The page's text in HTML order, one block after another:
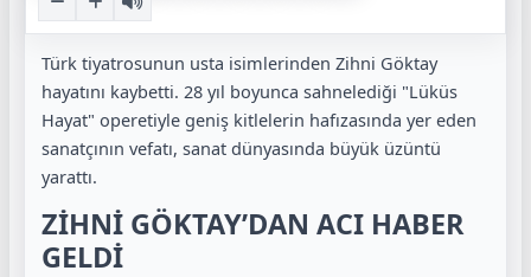
Türk tiyatrosunun usta isimlerinden Zihni Göktay
hayatını kaybetti. 28 yıl boyunca sahnelediği "Lüküs
Hayat" operetiyle geniş kitlelerin hafızasında yer eden
sanatçının vefatı, sanat dünyasında büyük üzüntü
yarattı.
ZİHNİ GÖKTAY’DAN ACI HABER
GELDİ